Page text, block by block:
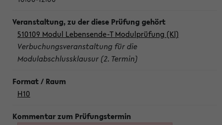
510109 Modul Lebensende-T Modulprüfung (Kl)
Verbuchungsveranstaltung für die
Modulabschlussklausur (2. Termin)
H10